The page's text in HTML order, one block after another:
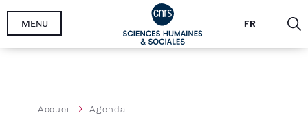
Aller
FR
MENU
Fil
Accueil Agenda